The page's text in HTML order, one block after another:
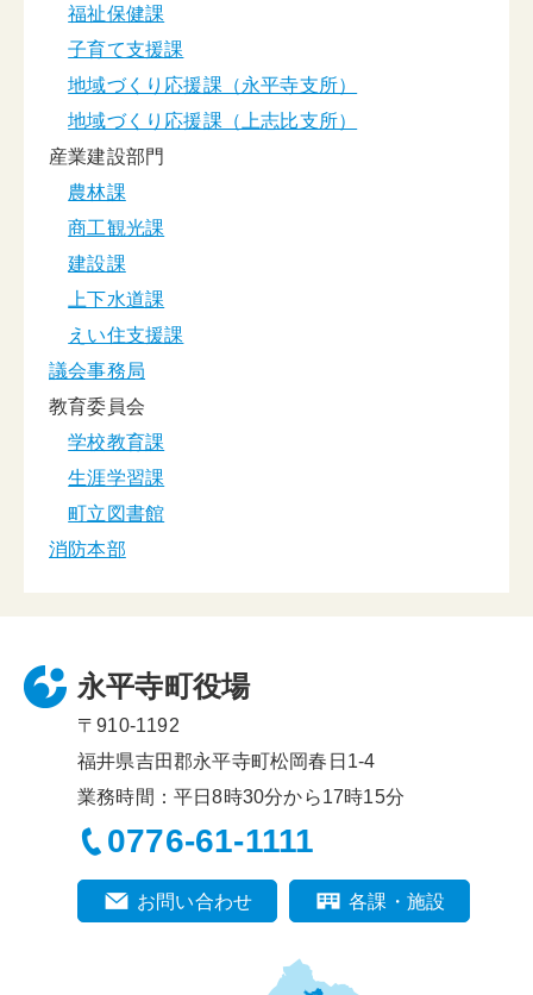
福祉保健課
子育て支援課
地域づくり応援課（永平寺支所）
地域づくり応援課（上志比支所）
産業建設部門
農林課
商工観光課
建設課
上下水道課
えい住支援課
議会事務局
教育委員会
学校教育課
生涯学習課
町立図書館
消防本部
永平寺町役場
〒910-1192
福井県吉田郡永平寺町松岡春日1-4
業務時間：平日8時30分から17時15分
0776-61-1111
お問い合わせ 各課・施設